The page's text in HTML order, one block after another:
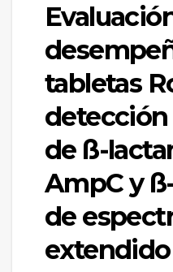
tabletas
de ß-
AmpC y
de
extendido